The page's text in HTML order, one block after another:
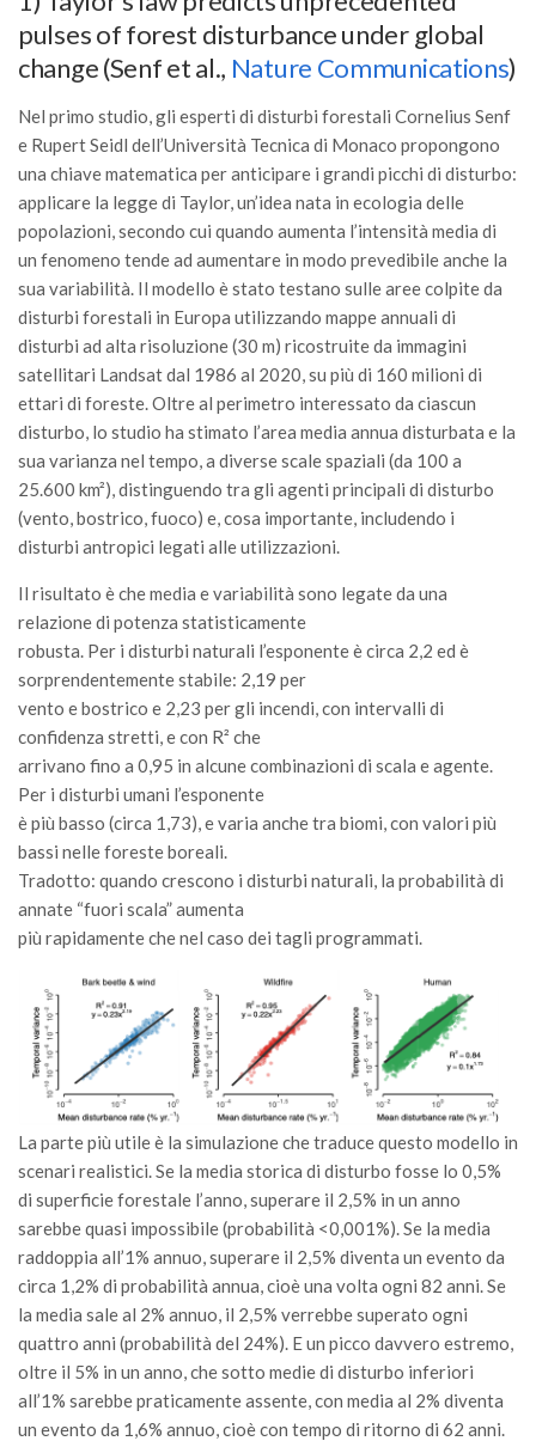
Congressi
Convegni
Corsi di Specializzazione
Giornate di Studio
Opportunità di Lavoro
Rassegne
Reports
Simposii
Congressi
Pagina Congressi
Premi SISEF
XV Congresso (Sassari 2026)
XIV Congresso (Padova 2024)
XII Congresso (Palermo 2019)
XI Congresso (Roma 2017)
X Congresso (Firenze 2015)
IX Congresso (Bolzano 2013)
VIII Congresso (Rende 2011)
VII Congresso (Isernia 2009)
VI Congresso (Arezzo 2007)
V Congresso (Torino 2003)
IV Congresso (Potenza 2003)
III Congresso (Viterbo 2001)
II Congresso (Bologna 1999)
I Congresso (Padova 1997)
Redazione
Pagina Principale
Editoriali
Pillole di Scienze Forestali
Highlights
#FOCUSINCENDI
Cartella Stampa
Comunicati
Infografiche
pulses of forest disturbance under global
change (Senf et al., Nature Communications)
Nel primo studio, gli esperti di disturbi forestali Cornelius Senf
e Rupert Seidl dell’Università Tecnica di Monaco propongono
una chiave matematica per anticipare i grandi picchi di disturbo:
applicare la legge di Taylor, un’idea nata in ecologia delle
popolazioni, secondo cui quando aumenta l’intensità media di
un fenomeno tende ad aumentare in modo prevedibile anche la
sua variabilità. Il modello è stato testano sulle aree colpite da
disturbi forestali in Europa utilizzando mappe annuali di
disturbi ad alta risoluzione (30 m) ricostruite da immagini
satellitari Landsat dal 1986 al 2020, su più di 160 milioni di
ettari di foreste. Oltre al perimetro interessato da ciascun
disturbo, lo studio ha stimato l’area media annua disturbata e la
sua varianza nel tempo, a diverse scale spaziali (da 100 a
25.600 km²), distinguendo tra gli agenti principali di disturbo
(vento, bostrico, fuoco) e, cosa importante, includendo i
disturbi antropici legati alle utilizzazioni.
Il risultato è che media e variabilità sono legate da una
relazione di potenza statisticamente
robusta. Per i disturbi naturali l’esponente è circa 2,2 ed è
sorprendentemente stabile: 2,19 per
vento e bostrico e 2,23 per gli incendi, con intervalli di
confidenza stretti, e con R² che
arrivano fino a 0,95 in alcune combinazioni di scala e agente.
Per i disturbi umani l’esponente
è più basso (circa 1,73), e varia anche tra biomi, con valori più
bassi nelle foreste boreali.
Tradotto: quando crescono i disturbi naturali, la probabilità di
annate “fuori scala” aumenta
più rapidamente che nel caso dei tagli programmati.
La parte più utile è la simulazione che traduce questo modello in
scenari realistici. Se la media storica di disturbo fosse lo 0,5%
di superficie forestale l’anno, superare il 2,5% in un anno
sarebbe quasi impossibile (probabilità <0,001%). Se la media
raddoppia all’1% annuo, superare il 2,5% diventa un evento da
circa 1,2% di probabilità annua, cioè una volta ogni 82 anni. Se
la media sale al 2% annuo, il 2,5% verrebbe superato ogni
quattro anni (probabilità del 24%). E un picco davvero estremo,
oltre il 5% in un anno, che sotto medie di disturbo inferiori
all’1% sarebbe praticamente assente, con media al 2% diventa
un evento da 1,6% annuo, cioè con tempo di ritorno di 62 anni.